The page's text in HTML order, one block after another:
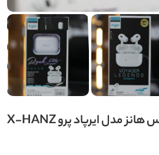
هندزفری بلوتوثی ایکس هانز مدل ایرپاد پرو X-HANZ